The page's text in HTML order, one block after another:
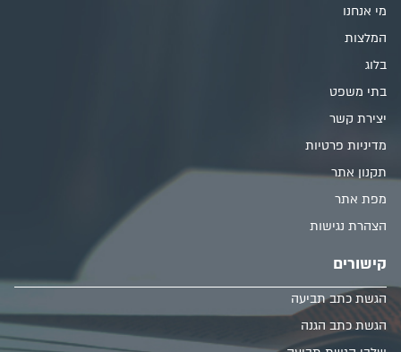
מי אנחנו
המלצות
בלוג
בתי משפט
יצירת קשר
מדיניות פרטיות
תקנון אתר
מפת אתר
הצהרת נגישות
קישורים
הגשת כתב תביעה
הגשת כתב הגנה